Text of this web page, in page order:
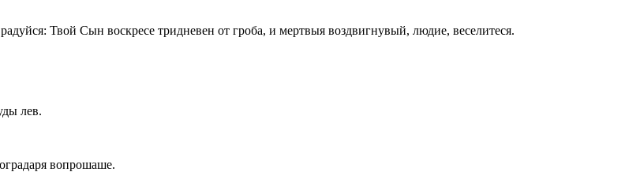
Твой Сын воскресе тридневен от гроба, и мертвыя воздвигнувый, людие, веселитеся.
лев.
вопрошаше.